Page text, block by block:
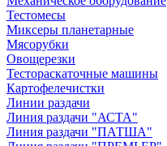
Тестомесы
Миксеры планетарные
Мясорубки
Овощерезки
Тестораскаточные машины
Картофелечистки
Линии раздачи
Линия раздачи "АСТА"
Линия раздачи "ПАТША"